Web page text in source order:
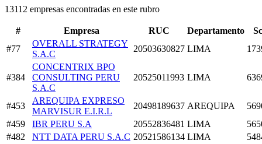
13112 empresas encontradas en este rubro
# Empresa RUC Departamento
#77
OVERALL STRATEGY
S.A.C
20503630827 LIMA
#384
CONCENTRIX BPO
CONSULTING PERU
S.A.C
20525011993 LIMA
#453
AREQUIPA EXPRESO
MARVISUR E.I.R.L
20498189637 AREQUIPA
#459
IBR PERU S.A 20552836481 LIMA
#482
NTT DATA PERU S.A.C 20521586134 LIMA